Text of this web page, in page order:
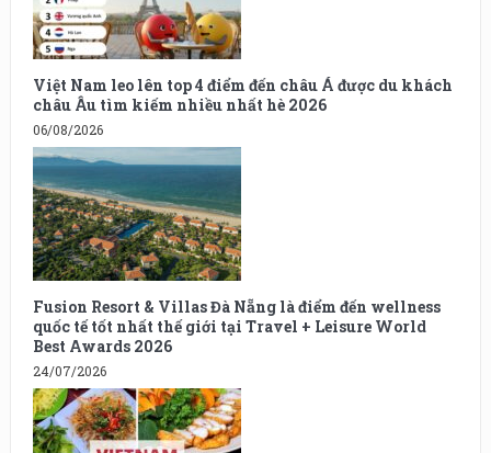
Việt Nam leo lên top 4 điểm đến châu Á được du khách
châu Âu tìm kiếm nhiều nhất hè 2026
06/08/2026
Fusion Resort & Villas Đà Nẵng là điểm đến wellness
quốc tế tốt nhất thế giới tại Travel + Leisure World
Best Awards 2026
24/07/2026